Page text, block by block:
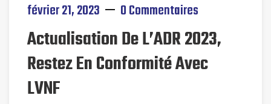
février 21, 2023 0 Commentaires
Actualisation De L’ADR 2023,
Restez En Conformité Avec
LVNF